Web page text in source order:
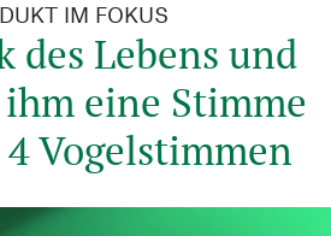
IM FOKUS
des Lebens und
eine Stimme
Vogelstimmen